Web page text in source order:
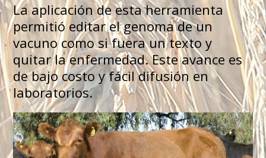
La aplicación de esta herramienta
permitió editar el genoma de un
vacuno como si fuera un texto y
quitar la enfermedad. Este avance es
de bajo costo y fácil difusión en
laboratorios.